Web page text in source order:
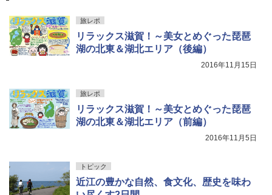
旅レポ
リラックス滋賀！～美女とめぐった琵琶
湖の北東＆湖北エリア（後編）
2016年11月15日
旅レポ
リラックス滋賀！～美女とめぐった琵琶
湖の北東＆湖北エリア（前編）
2016年11月5日
トピック
近江の豊かな自然、食文化、歴史を味わ